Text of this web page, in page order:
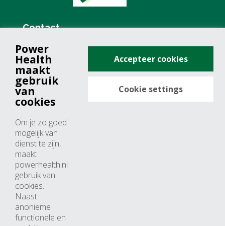
Contact
+31 (0)76 571 19 68
info@powerhealth.nl
Adresse
4817 ZH breda
Nederland
Horaires d’ouvertures
Du lundi au jeudi: 09:00 – 17:00
Vendredi: 09:00 – 15:00
Power
Health
maakt
gebruik
van
cookies
Om je zo goed
mogelijk van
dienst te zijn,
maakt
powerhealth.nl
gebruik van
cookies.
Naast
anonieme
functionele en
Accepteer cookies
Cookie settings